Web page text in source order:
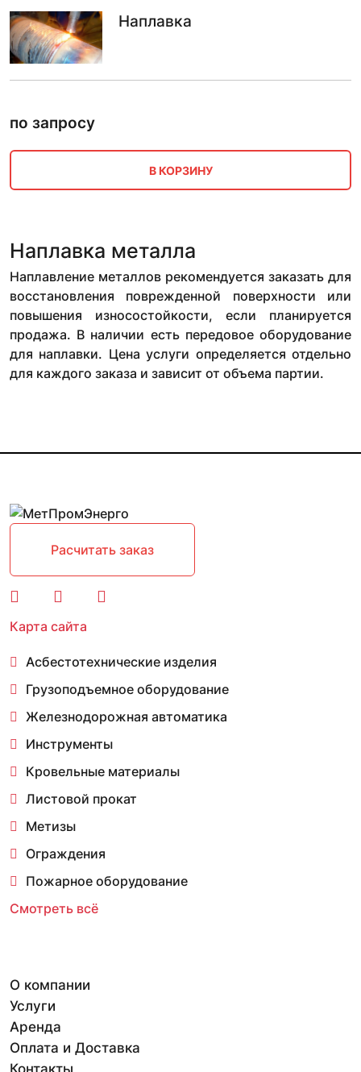
Наплавка
по запросу
В КОРЗИНУ
Наплавка металла
Наплавление металлов рекомендуется заказать для
восстановления поврежденной поверхности или
повышения износостойкости, если планируется
продажа. В наличии есть передовое оборудование
для наплавки. Цена услуги определяется отдельно
для каждого заказа и зависит от объема партии.
Расчитать заказ
Карта сайта
Асбестотехнические изделия
Грузоподъемное оборудование
Железнодорожная автоматика
Инструменты
Кровельные материалы
Листовой прокат
Метизы
Ограждения
Пожарное оборудование
Смотреть всё
О компании
Услуги
Аренда
Оплата и Доставка
Контакты